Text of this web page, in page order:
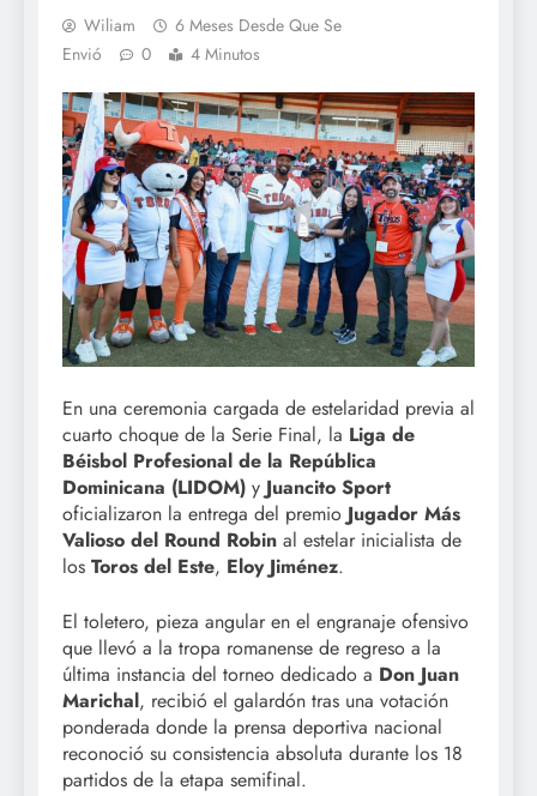
Wiliam
6 Meses Desde Que Se
Envió
0 4 Minutos
En una ceremonia cargada de estelaridad previa al
cuarto choque de la Serie Final, la Liga de
Béisbol Profesional de la República
Dominicana (LIDOM) y Juancito Sport
oficializaron la entrega del premio Jugador Más
Valioso del Round Robin al estelar inicialista de
los Toros del Este, Eloy Jiménez.
El toletero, pieza angular en el engranaje ofensivo
que llevó a la tropa romanense de regreso a la
última instancia del torneo dedicado a Don Juan
Marichal, recibió el galardón tras una votación
ponderada donde la prensa deportiva nacional
reconoció su consistencia absoluta durante los 18
partidos de la etapa semifinal.